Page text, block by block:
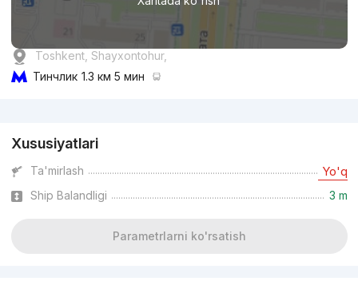
Toshkent, Shayxontohur,
Тинчлик 1.3 км 5 мин
Xususiyatlari
Ta'mirlash Yo'q
Ship Balandligi 3 m
Parametrlarni ko'rsatish